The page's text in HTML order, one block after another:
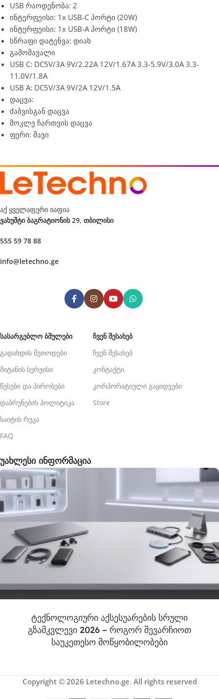
USB რაოდენობა: 2
ინტერფეისი: 1x USB-C პორტი (20W)
ინტერფეისი: 1x USB-A პორტი (18W)
სწრაფი დატენვა: დიახ
გამომავალი
USB C: DC5V/3A 9V/2.22A 12V/1.67A 3.3-5.9V/3.0A 3.3-
11.0V/1.8A
USB A: DC5V/3A 9V/2A 12V/1.5A
დაცვა:
ძაბვისგან დაცვა
მოკლე ჩართვის დაცვა
ფერი: შავი
აქ ყველაფერი იაფია
ვახუშტი ბაგრატიონის 29, თბილისი
555 59 78 88
info@letechno.ge
ᲡᲐᲡᲐᲠᲒᲔᲑᲚᲝ ᲑᲛᲣᲚᲔᲑᲘ
გადახდის მეთოდები
მიტანის სერვისი
წესები და პირობები
დაბრუნების პოლიტიკა
საიტის რუკა
FAQ
ᲩᲕᲔᲜ ᲨᲔᲡᲐᲮᲔᲑ
ჩვენ შესახებ
კონტაქტი
კორპორატიული გაყიდვები
Store
უახლესი ინფორმაცია
ტექნოლოგიური აქსესუარების სრული
გზამკვლევი 2026 – როგორ შევარჩიოთ
საუკეთესო მოწყობილობები
Copyright © 2026 Letechno.ge. All rights reserved